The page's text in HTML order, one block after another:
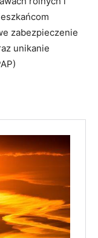
zabezpieczenie
unikanie